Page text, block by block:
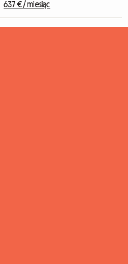
637 € / miesiąc